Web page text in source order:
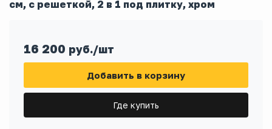
см, с решеткой, 2 в 1 под плитку, хром
16 200 руб./шт
Добавить в корзину
Где купить